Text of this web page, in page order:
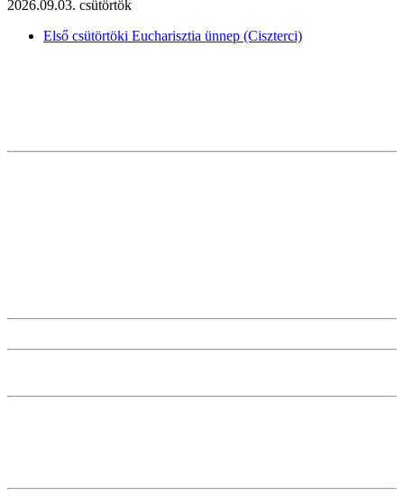
2026.09.03. csütörtök
Első csütörtöki Eucharisztia ünnep (Ciszterci)